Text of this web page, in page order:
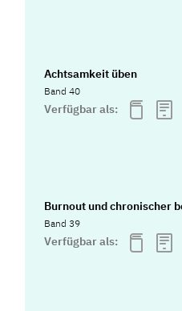
Achtsamkeit üben
Band 40
Verfügbar als:
Burnout und chronischer
Band 39
Verfügbar als: